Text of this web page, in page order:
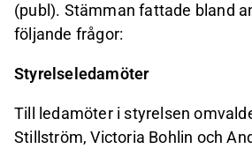
(publ). Stämman fattade bland
följande frågor:
Styrelseledamöter
Till ledamöter i styrelsen
Stillström, Victoria Bohlin och